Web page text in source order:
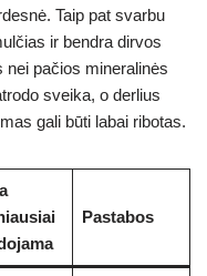
Taip pat svarbu
ir bendra dirvos
pačios mineralinės
sveika, o derlius
gali būti labai ribotas.
Pastabos